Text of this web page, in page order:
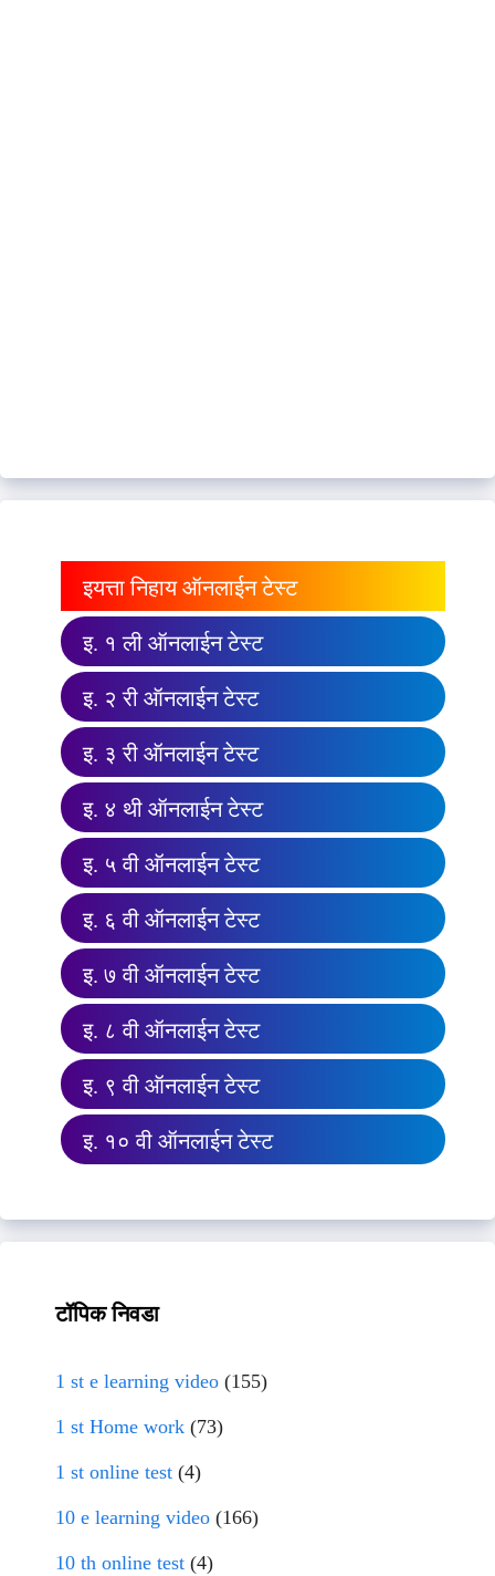
इयत्ता निहाय ऑनलाईन टेस्ट
इ. १ ली ऑनलाईन टेस्ट
इ. २ री ऑनलाईन टेस्ट
इ. ३ री ऑनलाईन टेस्ट
इ. ४ थी ऑनलाईन टेस्ट
इ. ५ वी ऑनलाईन टेस्ट
इ. ६ वी ऑनलाईन टेस्ट
इ. ७ वी ऑनलाईन टेस्ट
इ. ८ वी ऑनलाईन टेस्ट
इ. ९ वी ऑनलाईन टेस्ट
इ. १० वी ऑनलाईन टेस्ट
टॉपिक निवडा
1 st e learning video (155)
1 st Home work (73)
1 st online test (4)
10 e learning video (166)
10 th online test (4)